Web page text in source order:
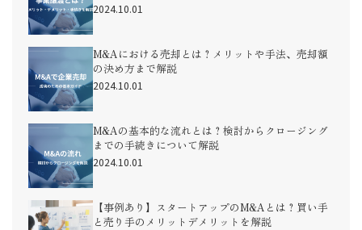
2024.10.01
M&Aにおける売却とは？メリットや手法、売却額
の決め方まで解説
2024.10.01
M&Aの基本的な流れとは？検討からクロージング
までの手続きについて解説
2024.10.01
【事例あり】スタートアップのM&Aとは？買い手
と売り手のメリットデメリットを解説